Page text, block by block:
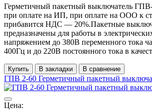
Герметичный пакетный выключатель
при оплате на ИП, при оплате на ООО к
прибавится НДС ― 20%.Пакетные
предназначены для работы в
напряжением до 380В переменного тока
400Гц и до 220В постоянного тока в
Купить В закладки В сравнение
ГПВ 2-60 Герметичный пакетный
Цена: